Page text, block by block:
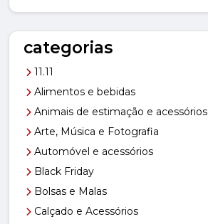
categorias
11.11
Alimentos e bebidas
Animais de estimação e acessórios
Arte, Música e Fotografia
Automóvel e acessórios
Black Friday
Bolsas e Malas
Calçado e Acessórios